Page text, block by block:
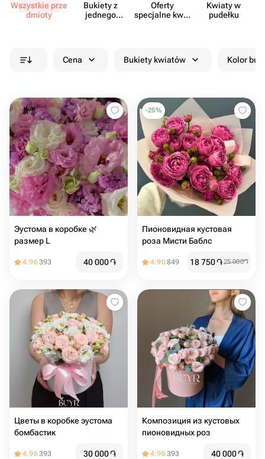
Wszystkie prze​
dmioty
Bukiety z
jednego
Oferty
specjalne kwia​
Kwiaty w
pudełku
Cena Bukiety kwiatów Kolor
Эустома в коробке 🌿
размер L
4.96393 40 000֏
-25%
Пионовидная кустовая
роза Мисти Баблс
4.90849 18 750֏25 000֏
Цветы в коробке эустома
бомбастик
4.96393 30 000֏
Композиция из кустовых
пионовидных роз
4.96393 40 000֏